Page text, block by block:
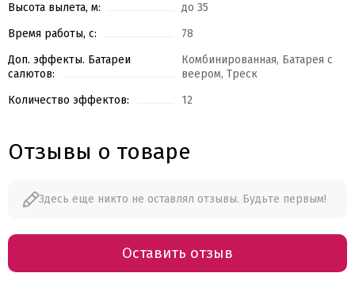
Высота вылета, м:
до 35
Время работы, с:
78
Доп. эффекты. Батареи
салютов:
Комбинированная, Батарея с
веером, Треск
Количество эффектов:
12
Отзывы о товаре
Здесь еще никто не оставлял отзывы. Будьте первым!
Оставить отзыв